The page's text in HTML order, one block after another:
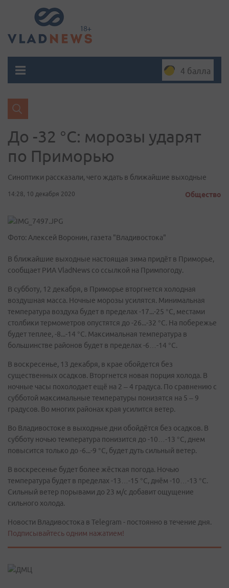
4 балла
До -32 °C: морозы ударят
по Приморью
Синоптики рассказали, чего ждать в ближайшие выходные
14:28, 10 декабря 2020 Общество
Фото: Алексей Воронин, газета "Владивостока"
В ближайшие выходные настоящая зима придёт в Приморье,
сообщает РИА VladNews со ссылкой на Примпогоду.
В субботу, 12 декабря, в Приморье вторгнется холодная
воздушная масса. Ночные морозы усилятся. Минимальная
температура воздуха будет в пределах -17...-25 °C, местами
столбики термометров опустятся до -26...-32 °C. На побережье
будет теплее, -8...-14 °С. Максимальная температура в
большинстве районов будет в пределах -6…-14 °С.
В воскресенье, 13 декабря, в крае обойдется без
существенных осадков. Вторгнется новая порция холода. В
ночные часы похолодает ещё на 2 – 4 градуса. По сравнению с
субботой максимальные температуры понизятся на 5 – 9
градусов. Во многих районах края усилится ветер.
Во Владивостоке в выходные дни обойдётся без осадков. В
субботу ночью температура понизится до -10…-13 °С, днем
повысится только до -6...-9 °С, будет дуть сильный ветер.
В воскресенье будет более жёсткая погода. Ночью
температура будет в пределах -13…-15 °С, днём -10…-13 °С.
Сильный ветер порывами до 23 м/с добавит ощущение
сильного холода.
Новости Владивостока в Telegram - постоянно в течение дня.
Подписывайтесь одним нажатием!